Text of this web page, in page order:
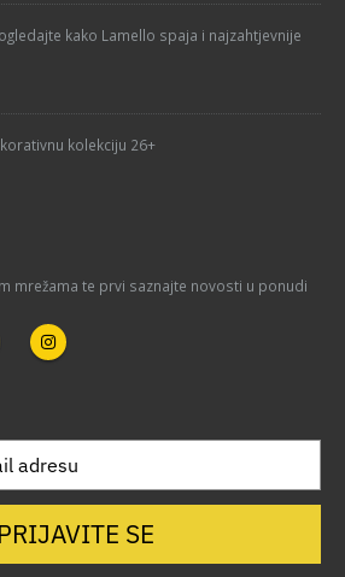
kako Lamello spaja i najzahtjevnije
kolekciju 26+
mrežama te prvi saznajte novosti u ponudi
PRIJAVITE SE